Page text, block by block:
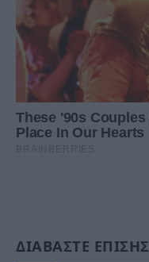
ΔΙΑΒΑΣΤΕ ΕΠΙΣΗΣ